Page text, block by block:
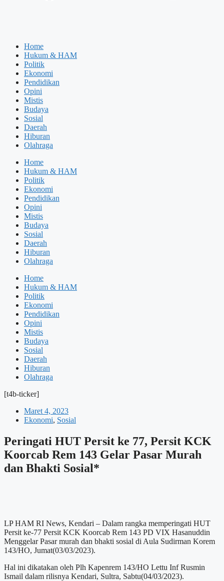
Home
Hukum & HAM
Politik
Ekonomi
Pendidikan
Opini
Mistis
Budaya
Sosial
Daerah
Hiburan
Olahraga
Home
Hukum & HAM
Politik
Ekonomi
Pendidikan
Opini
Mistis
Budaya
Sosial
Daerah
Hiburan
Olahraga
Home
Hukum & HAM
Politik
Ekonomi
Pendidikan
Opini
Mistis
Budaya
Sosial
Daerah
Hiburan
Olahraga
[t4b-ticker]
Maret 4, 2023
Ekonomi, Sosial
Peringati HUT Persit ke 77, Persit KCK
Koorcab Rem 143 Gelar Pasar Murah
dan Bhakti Sosial*
LP HAM RI News, Kendari – Dalam rangka memperingati HUT
Persit ke-77 Persit KCK Koorcab Rem 143 PD VIX Hasanuddin
Menggelar Pasar murah dan bhakti sosial di Aula Sudirman Korem
143/HO, Jumat(03/03/2023).
Hal ini dikatakan oleh Plh Kapenrem 143/HO Lettu Inf Rusmin
Ismail dalam rilisnya Kendari, Sultra, Sabtu(04/03/2023).